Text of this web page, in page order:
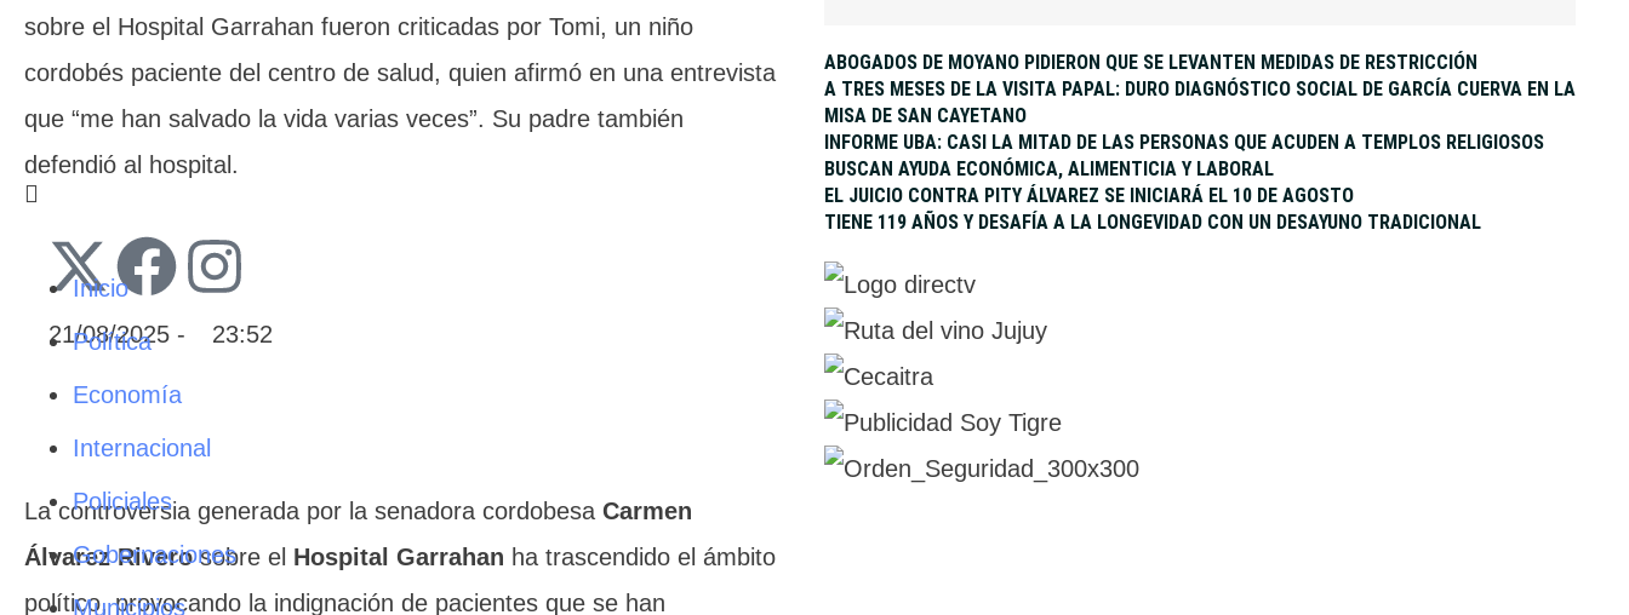
Inicio
Política
Economía
Internacional
Policiales
Gobernaciones
Municipios
sobre el Hospital Garrahan fueron criticadas por Tomi, un niño
cordobés paciente del centro de salud, quien afirmó en una entrevista
que “me han salvado la vida varias veces”. Su padre también
defendió al hospital.
21/08/2025 - 23:52
La controversia generada por la senadora cordobesa Carmen
Álvarez Riverosobre el Hospital Garrahan ha trascendido el ámbito
político, provocando la indignación de pacientes que se han
ABOGADOS DE MOYANO PIDIERON QUE SE LEVANTEN MEDIDAS DE RESTRICCIÓN
A TRES MESES DE LA VISITA PAPAL: DURO DIAGNÓSTICO SOCIAL DE GARCÍA CUERVA EN LA
MISA DE SAN CAYETANO
INFORME UBA: CASI LA MITAD DE LAS PERSONAS QUE ACUDEN A TEMPLOS RELIGIOSOS
BUSCAN AYUDA ECONÓMICA, ALIMENTICIA Y LABORAL
EL JUICIO CONTRA PITY ÁLVAREZ SE INICIARÁ EL 10 DE AGOSTO
TIENE 119 AÑOS Y DESAFÍA A LA LONGEVIDAD CON UN DESAYUNO TRADICIONAL